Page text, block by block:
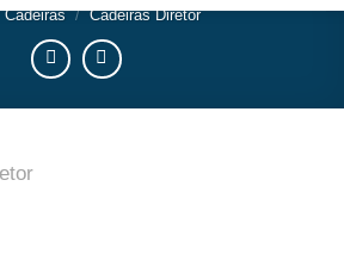
Cadeiras / Cadeiras Diretor